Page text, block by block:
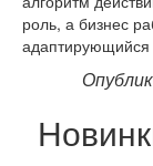
роль, а бизнес